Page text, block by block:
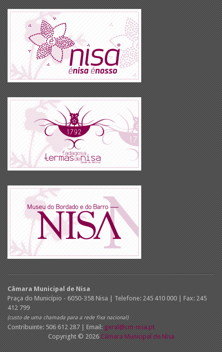
Câmara Municipal de Nisa
Praça do Município - 6050-358 Nisa | Telefone: 245 410 000 | Fax: 245
412 799
(custo de uma chamada para a rede fixa nacional)
Contribuinte: 506 612 287 | Email: geral@cm-nisa.pt
Copyright © 2026 Câmara Municipal de Nisa